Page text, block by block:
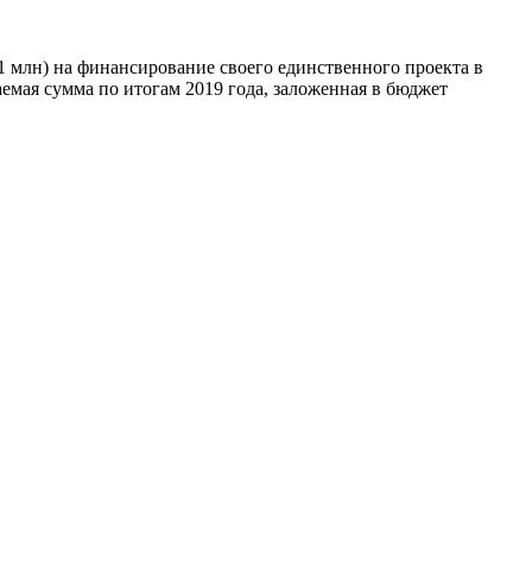
на финансирование своего единственного проекта в
сумма по итогам 2019 года, заложенная в бюджет